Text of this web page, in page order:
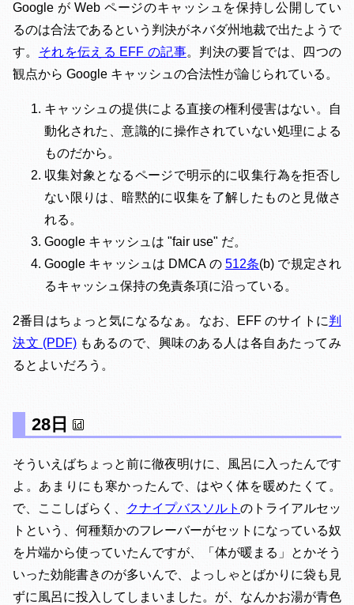
Google が Web ページのキャッシュを保持し公開してい
るのは合法であるという判決がネバダ州地裁で出たようで
す。 それを伝える EFF の記事。判決の要旨では、四つの
観点から Google キャッシュの合法性が論じられている。
キャッシュの提供による直接の権利侵害はない。自
動化された、意識的に操作されていない処理による
ものだから。
収集対象となるページで明示的に収集行為を拒否し
ない限りは、暗黙的に収集を了解したものと見做さ
れる。
Google キャッシュは "fair use" だ。
Google キャッシュは DMCA の 512条(b) で規定され
るキャッシュ保持の免責条項に沿っている。
2番目はちょっと気になるなぁ。なお、EFF のサイトに判
決文 (PDF)もあるので、興味のある人は各自あたってみ
るとよいだろう。
28日
そういえばちょっと前に徹夜明けに、風呂に入ったんです
よ。あまりにも寒かったんで、はやく体を暖めたくて。
で、ここしばらく、
クナイプバスソルト のトライアルセッ
トという、何種類かのフレーバーがセットになっている奴
を片端から使っていたんですが、「体が暖まる」とかそう
いった効能書きのが多いんで、よっしゃとばかりに袋も見
ずに風呂に投入してしまいました。が、なんかお湯が青色